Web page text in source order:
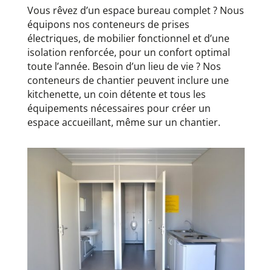
Vous rêvez d’un espace bureau complet ? Nous
équipons nos conteneurs de prises
électriques, de mobilier fonctionnel et d’une
isolation renforcée, pour un confort optimal
toute l’année. Besoin d’un lieu de vie ? Nos
conteneurs de chantier peuvent inclure une
kitchenette, un coin détente et tous les
équipements nécessaires pour créer un
espace accueillant, même sur un chantier.